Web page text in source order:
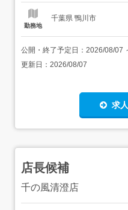
勤務地
千葉県 鴨川市
公開・終了予定日： 2026/08/07
更新日： 2026/08/07
求
店長候補
千の風清澄店